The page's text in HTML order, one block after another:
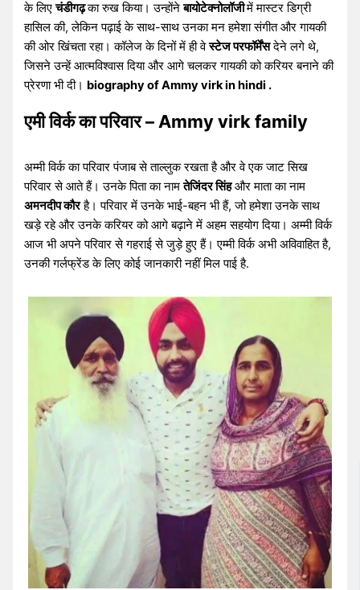
के लिएचंडीगढ़का रुख किया। उन्होंनेबायोटेक्नोलॉजीमें मास्टर डिग्री
हासिल की, लेकिन पढ़ाई के साथ-साथ उनका मन हमेशा संगीत और गायकी
की ओर खिंचता रहा। कॉलेज के दिनों में ही वेस्टेज परफॉर्मेंसदेने लगे थे,
जिसने उन्हें आत्मविश्वास दिया और आगे चलकर गायकी को करियर बनाने की
प्रेरणा भी दी। biography of Ammy virk in hindi .
एमी विर्क का परिवार – Ammy virk family
अम्मी विर्क का परिवार पंजाब से ताल्लुक रखता है और वे एक जाट सिख
परिवार से आते हैं। उनके पिता का नामतेजिंदर सिंहऔर माता का नाम
अमनदीप कौरहै। परिवार में उनके भाई-बहन भी हैं, जो हमेशा उनके साथ
खड़े रहे और उनके करियर को आगे बढ़ाने में अहम सहयोग दिया। अम्मी विर्क
आज भी अपने परिवार से गहराई से जुड़े हुए हैं। एम्मी विर्क अभी अविवाहित है,
उनकी गर्लफ्रेंड के लिए कोई जानकारी नहीं मिल पाई है.